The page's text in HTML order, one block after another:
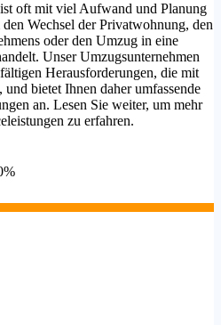
oft mit viel Aufwand und Planung
Wechsel der Privatwohnung, den
oder den Umzug in eine
Unser Umzugsunternehmen
Herausforderungen, die mit
bietet Ihnen daher umfassende
an. Lesen Sie weiter, um mehr
zu erfahren.